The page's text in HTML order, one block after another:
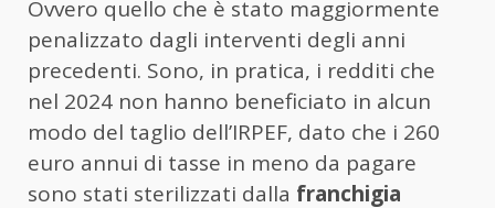
Ovvero quello che è stato maggiormente
penalizzato dagli interventi degli anni
precedenti. Sono, in pratica, i redditi che
nel 2024 non hanno beneficiato in alcun
modo del taglio dell’IRPEF, dato che i 260
euro annui di tasse in meno da pagare
sono stati sterilizzati dalla franchigia